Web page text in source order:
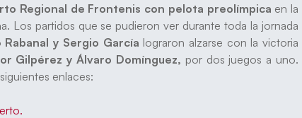
Regional de Frontenis con pelota preolímpica en la
Los partidos que se pudieron ver durante toda la jornada
Rabanal y Sergio García lograron alzarse con la victoria
Gilpérez y Álvaro Domínguez, por dos juegos a uno.
enlaces: